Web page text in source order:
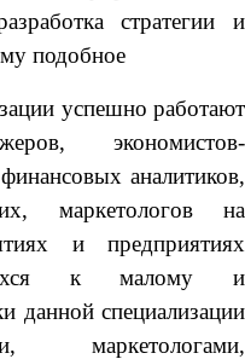
стратегии и
подобное
успешно работают
экономистов-
аналитиков,
маркетологов на
и предприятиях
к малому и
данной специализации
маркетологами,